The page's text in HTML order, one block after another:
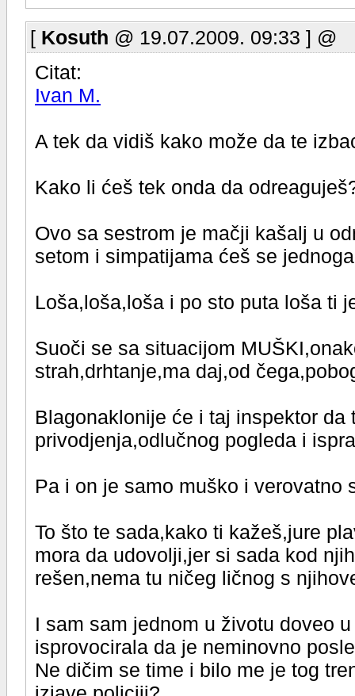
[ Kosuth @ 19.07.2009. 09:33 ] @
Citat:
Ivan M.
A tek da vidiš kako može da te
Kako li ćeš tek onda da
Ovo sa sestrom je mačji kašalj u
setom i simpatijama ćeš se
Loša,loša,loša i po sto puta loša ti
Suoči se sa situacijom
strah,drhtanje,ma daj,od
Blagonaklonije će i taj inspektor
privodjenja,odlučnog pogleda i
Pa i on je samo muško i
To što te sada,kako ti kažeš,jure
mora da udovolji,jer si sada kod
rešen,nema tu ničeg ličnog s
I sam sam jednom u životu doveo
isprovocirala da je neminovno
Ne dičim se time i bilo me je tog